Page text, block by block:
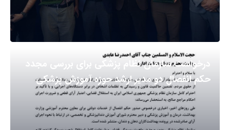
درخواست سازمان نظام پزشکی برای بررسی مجدد
حکم انفصال دو مدیر ارشد حوزه آموزش پزشکی